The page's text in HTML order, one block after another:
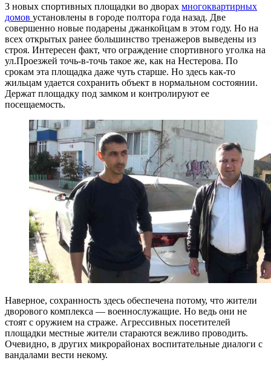
3 новых спортивных площадки во дворах многоквартирных
домов установлены в городе полтора года назад. Две
совершенно новые подарены джанкойцам в этом году. Но на
всех открытых ранее большинство тренажеров выведены из
строя. Интересен факт, что ограждение спортивного уголка на
ул.Проезжей точь-в-точь такое же, как на Нестерова. По
срокам эта площадка даже чуть старше. Но здесь как-то
жильцам удается сохранить объект в нормальном состоянии.
Держат площадку под замком и контролируют ее
посещаемость.
Наверное, сохранность здесь обеспечена потому, что жители
дворового комплекса — военнослужащие. Но ведь они не
стоят с оружием на страже. Агрессивных посетителей
площадки местные жители стараются вежливо проводить.
Очевидно, в других микрорайонах воспитательные диалоги с
вандалами вести некому.